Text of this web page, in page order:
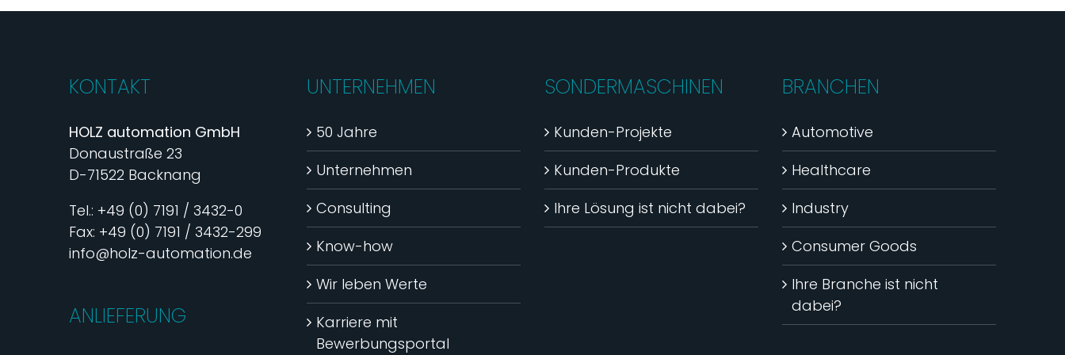
KONTAKT
HOLZ automation GmbH
Donaustraße 23
D-71522 Backnang
Tel.: +49 (0) 7191 / 3432-0
Fax: +49 (0) 7191 / 3432-299
info@holz-automation.de
ANLIEFERUNG
UNTERNEHMEN
50 Jahre
Unternehmen
Consulting
Know-how
Wir leben Werte
Karriere mit
Bewerbungsportal
SONDERMASCHINEN
Kunden-Projekte
Kunden-Produkte
Ihre Lösung ist nicht dabei?
BRANCHEN
Automotive
Healthcare
Industry
Consumer Goods
Ihre Branche ist nicht
dabei?